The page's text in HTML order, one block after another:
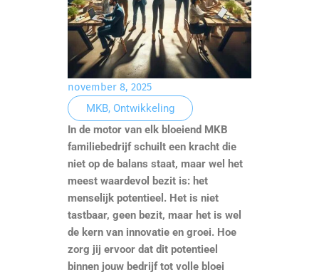
november 8, 2025
MKB, Ontwikkeling
In de motor van elk bloeiend MKB
familiebedrijf schuilt een kracht die
niet op de balans staat, maar wel het
meest waardevol bezit is: het
menselijk potentieel. Het is niet
tastbaar, geen bezit, maar het is wel
de kern van innovatie en groei. Hoe
zorg jij ervoor dat dit potentieel
binnen jouw bedrijf tot volle bloei